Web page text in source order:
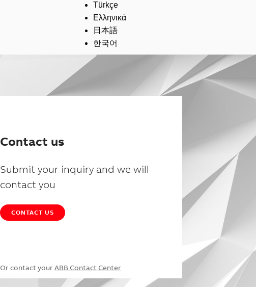
Türkçe
Ελληνικά
日本語
한국어
Contact us
Submit your inquiry and we will
contact you
CONTACT US
Or contact your ABB Contact Center